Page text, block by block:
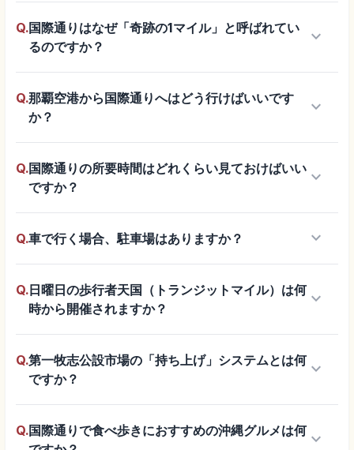
Q.国際通りはなぜ「奇跡の1マイル」と呼ばれてい
るのですか？
keyboard_arrow_down
Q.那覇空港から国際通りへはどう行けばいいです
か？
keyboard_arrow_down
Q.国際通りの所要時間はどれくらい見ておけばいい
ですか？
keyboard_arrow_down
Q.車で行く場合、駐車場はありますか？ keyboard_arrow_down
Q.日曜日の歩行者天国（トランジットマイル）は何
時から開催されますか？
keyboard_arrow_down
Q.第一牧志公設市場の「持ち上げ」システムとは何
ですか？
keyboard_arrow_down
Q.国際通りで食べ歩きにおすすめの沖縄グルメは何 keyboard_arrow_down